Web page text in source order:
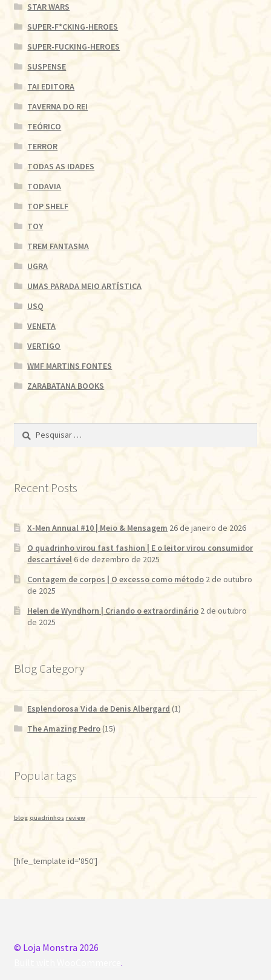
STAR WARS
SUPER-F*CKING-HEROES
SUPER-FUCKING-HEROES
SUSPENSE
TAI EDITORA
TAVERNA DO REI
TEÓRICO
TERROR
TODAS AS IDADES
TODAVIA
TOP SHELF
TOY
TREM FANTASMA
UGRA
UMAS PARADA MEIO ARTÍSTICA
USQ
VENETA
VERTIGO
WMF MARTINS FONTES
ZARABATANA BOOKS
Pesquisar
Recent Posts
X-Men Annual #10 | Meio & Mensagem 26 de janeiro de 2026
O quadrinho virou fast fashion | E o leitor virou consumidor
descartável 6 de dezembro de 2025
Contagem de corpos | O excesso como método 2 de outubro
de 2025
Helen de Wyndhorn | Criando o extraordinário 2 de outubro
de 2025
Blog Category
Esplendorosa Vida de Denis Albergard (1)
The Amazing Pedro(15)
Popular tags
blog quadrinhos review
[hfe_template id='850']
© Loja Monstra 2026
.